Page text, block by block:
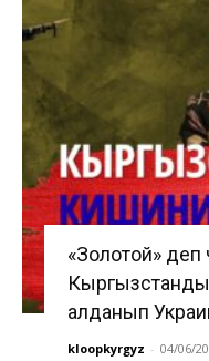
«Золотой»
алданып
kloopkyrgyz - 04/06/